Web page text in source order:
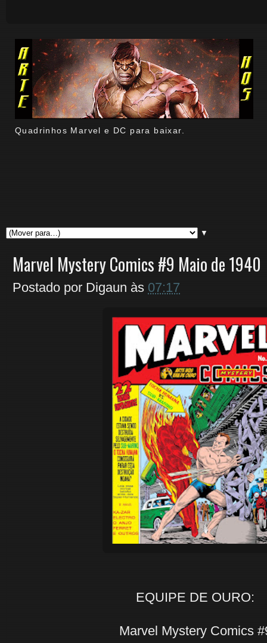
Quadrinhos Marvel e DC para baixar.
▼
Marvel Mystery Comics #9 Maio de 1940
Postado por Digaun às 07:17
EQUIPE DE OURO:
Marvel Mystery Comics